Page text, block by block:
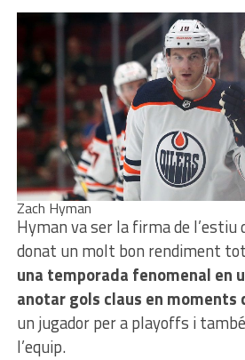
Zach Hyman
Hyman va ser la firma de l’estiu
donat un molt bon rendiment
una temporada fenomenal en
anotar gols claus en moments
un jugador per a playoffs i
l’equip.